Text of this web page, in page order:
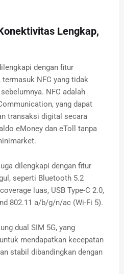
Lengkap,
dengan fitur
NFC yang tidak
NFC adalah
yang dapat
transaksi digital secara
eMoney dan eToll tanpa
dilengkapi dengan fitur
seperti Bluetooth 5.2
luas, USB Type-C 2.0,
802.11 a/b/g/n/ac (Wi-Fi 5).
dual SIM 5G, yang
mendapatkan kecepatan
stabil dibandingkan dengan